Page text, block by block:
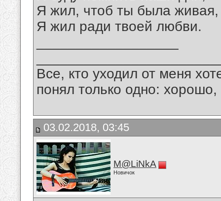
Я жил, чтоб ты была живая,
Я жил ради твоей любви.
Все, кто уходил от меня
понял только одно:
03.02.2018, 03:45
M@LiNkA
Новичок